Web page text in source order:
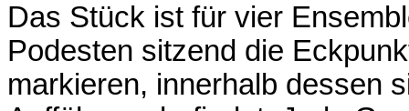
Das Stück ist für vier
Podesten sitzend die
markieren, innerhalb dessen